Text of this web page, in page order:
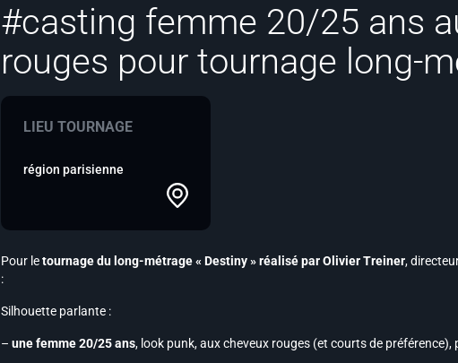
#casting femme 20/25 ans
rouges pour tournage long-
LIEU TOURNAGE
région parisienne
Pour letournage du long-métrage « Destiny » réalisé par Olivier Treiner,
:
Silhouette parlante :
– une femme 20/25 ans, look punk, aux cheveux rouges (et courts de préférence),